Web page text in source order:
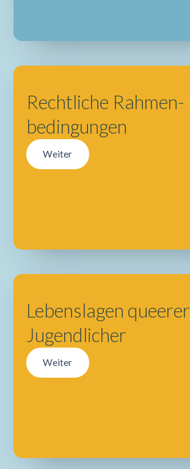
Rechtliche Rahmen-
bedingungen
Weiter
Lebenslagen queerer
Jugendlicher
Weiter